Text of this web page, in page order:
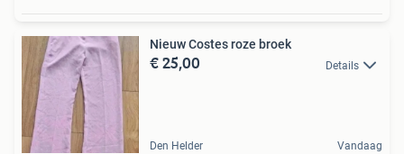
Nieuw Costes roze broek
€ 25,00 Details
Den Helder Vandaag